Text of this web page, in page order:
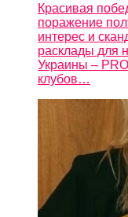
Красивая
поражение
интерес и
расклады для
Украины –
клубов…